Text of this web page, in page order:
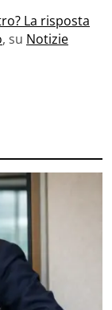
La risposta
, su Notizie